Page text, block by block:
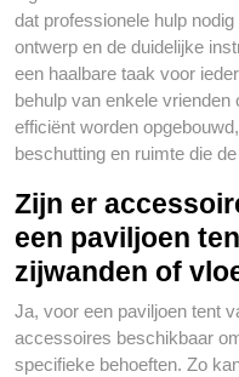
dat professionele hulp
ontwerp en de duidelijke
een haalbare taak voor
behulp van enkele vrienden
efficiënt worden
beschutting en ruimte die
Zijn er
een paviljoen
zijwanden of
Ja, voor een paviljoen tent
accessoires beschikbaar
specifieke behoeften. Zo